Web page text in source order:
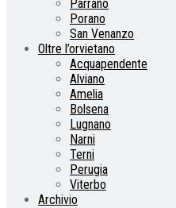
Parrano
Porano
San Venanzo
Oltre l’orvietano
Acquapendente
Alviano
Amelia
Bolsena
Lugnano
Narni
Terni
Perugia
Viterbo
Archivio